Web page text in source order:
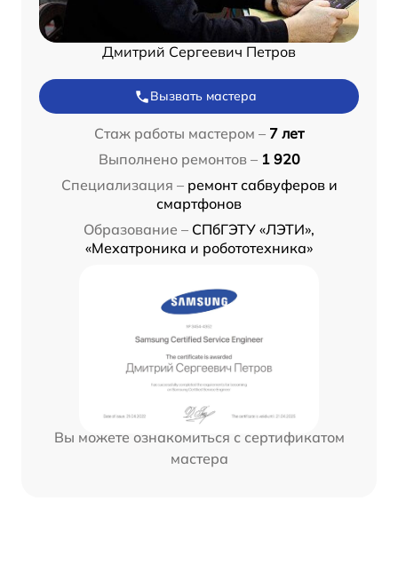
Дмитрий Сергеевич Петров
Вызвать мастера
Стаж работы мастером – 7 лет
Выполнено ремонтов – 1 920
Специализация – ремонт сабвуферов и
смартфонов
Образование – СПбГЭТУ «ЛЭТИ»,
«Мехатроника и робототехника»
Вы можете ознакомиться с сертификатом
мастера